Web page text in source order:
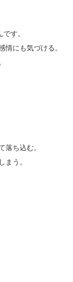
す。
情にも気づける。
落ち込む。
まう。